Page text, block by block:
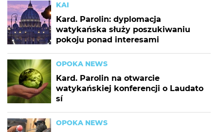
KAI
Kard. Parolin: dyplomacja
watykańska służy poszukiwaniu
pokoju ponad interesami
OPOKA NEWS
Kard. Parolin na otwarcie
watykańskiej konferencji o Laudato
sí
OPOKA NEWS